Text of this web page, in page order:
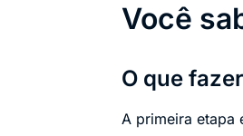
Você
O que
A primeira etapa